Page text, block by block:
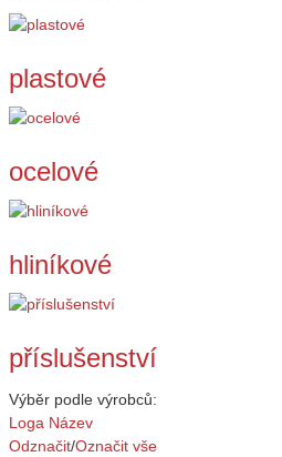
plastové
ocelové
hliníkové
příslušenství
Výběr podle výrobců:
Loga Název
Odznačit/Označit vše